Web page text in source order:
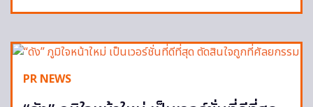
PR NEWS